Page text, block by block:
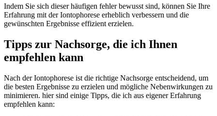
Indem Sie sich dieser häufigen fehler bewusst sind, können ⁢Sie ‌Ihre
Erfahrung mit der Iontophorese ⁤erheblich ‍verbessern⁢ und die
gewünschten Ergebnisse effizient erzielen.
Tipps zur Nachsorge, die ich Ihnen​
empfehlen kann
Nach ⁣der Iontophorese ​ist die richtige Nachsorge entscheidend, um
⁤die ‌besten Ergebnisse zu erzielen und mögliche Nebenwirkungen zu
minimieren. hier sind einige Tipps, die ich aus eigener Erfahrung⁣
empfehlen⁢ kann: